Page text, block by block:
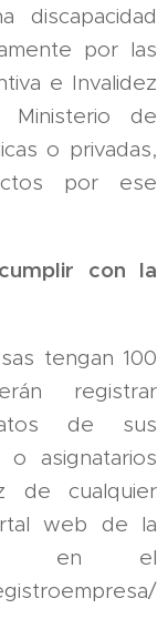
discapacidad
por las
e Invalidez
Ministerio de
o privadas,
por ese
con la
tengan 100
registrar
de sus
o asignatarios
de cualquier
web de la
en el